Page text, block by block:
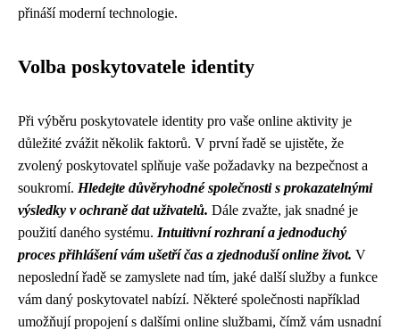
přináší moderní technologie.
Volba poskytovatele identity
Při výběru poskytovatele identity pro vaše online aktivity je
důležité zvážit několik faktorů. V první řadě se ujistěte, že
zvolený poskytovatel splňuje vaše požadavky na bezpečnost a
soukromí. Hledejte důvěryhodné společnosti s prokazatelnými
výsledky v ochraně dat uživatelů. Dále zvažte, jak snadné je
použití daného systému. Intuitivní rozhraní a jednoduchý
proces přihlášení vám ušetří čas a zjednoduší online život. V
neposlední řadě se zamyslete nad tím, jaké další služby a funkce
vám daný poskytovatel nabízí. Některé společnosti například
umožňují propojení s dalšími online službami, čímž vám usnadní